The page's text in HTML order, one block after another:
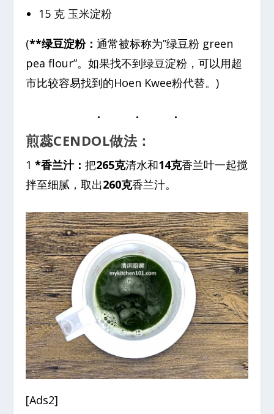
15 克 玉米淀粉
(**绿豆淀粉：通常被标称为”绿豆粉 green
pea flour”。如果找不到绿豆淀粉，可以用超
市比较容易找到的Hoen Kwee粉代替。)
煎蕊CENDOL做法：
1*香兰汁：把265克清水和14克香兰叶一起搅
拌至细腻，取出260克香兰汁。
[Ads2]